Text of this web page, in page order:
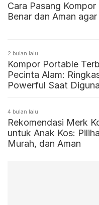
Cara Pasang
Benar dan Aman
2 bulan lalu
Kompor Portable
Pecinta Alam:
Powerful Saat
4 bulan lalu
Rekomendasi Merk
untuk Anak Kos:
Murah, dan Aman